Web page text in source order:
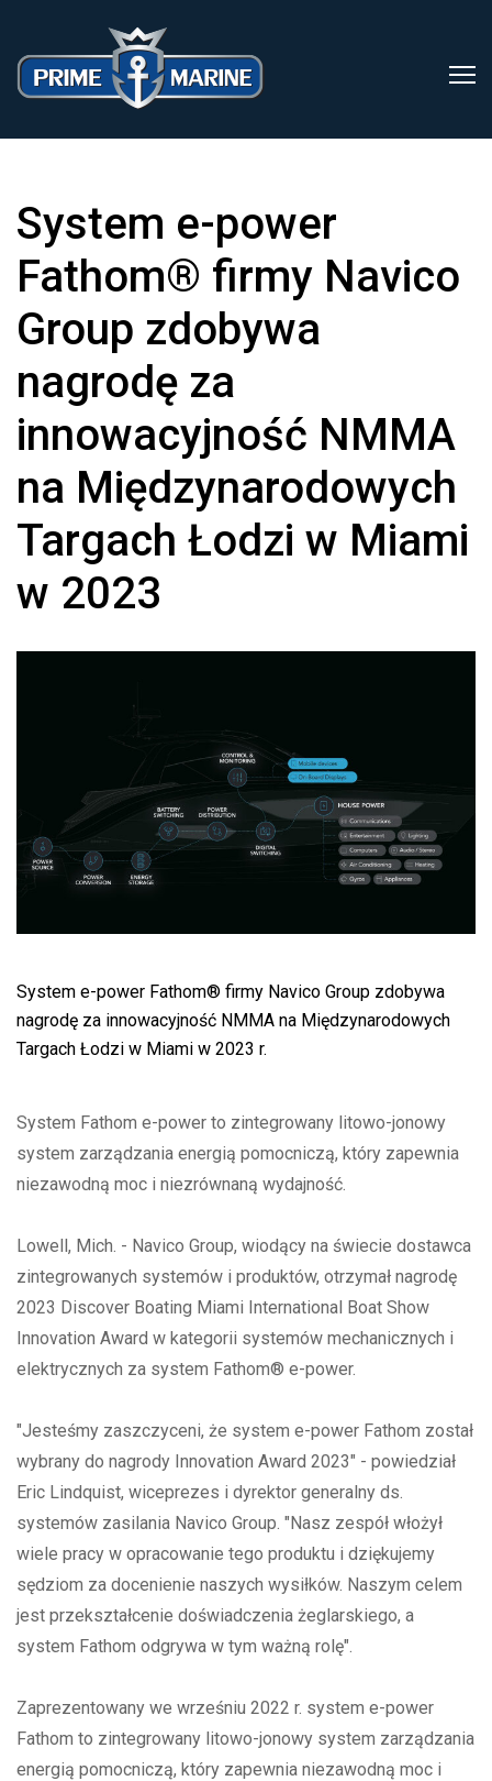
System e-power
Fathom® firmy Navico
Group zdobywa
nagrodę za
innowacyjność NMMA
na Międzynarodowych
Targach Łodzi w Miami
w 2023
System e-power Fathom® firmy Navico Group zdobywa
nagrodę za innowacyjność NMMA na Międzynarodowych
Targach Łodzi w Miami w 2023 r.
System Fathom e-power to zintegrowany litowo-jonowy
system zarządzania energią pomocniczą, który zapewnia
niezawodną moc i niezrównaną wydajność.
Lowell, Mich. - Navico Group, wiodący na świecie dostawca
zintegrowanych systemów i produktów, otrzymał nagrodę
2023 Discover Boating Miami International Boat Show
Innovation Award w kategorii systemów mechanicznych i
elektrycznych za system Fathom® e-power.
"Jesteśmy zaszczyceni, że system e-power Fathom został
wybrany do nagrody Innovation Award 2023" - powiedział
Eric Lindquist, wiceprezes i dyrektor generalny ds.
systemów zasilania Navico Group. "Nasz zespół włożył
wiele pracy w opracowanie tego produktu i dziękujemy
sędziom za docenienie naszych wysiłków. Naszym celem
jest przekształcenie doświadczenia żeglarskiego, a
system Fathom odgrywa w tym ważną rolę".
Zaprezentowany we wrześniu 2022 r. system e-power
Fathom to zintegrowany litowo-jonowy system zarządzania
energią pomocniczą, który zapewnia niezawodną moc i